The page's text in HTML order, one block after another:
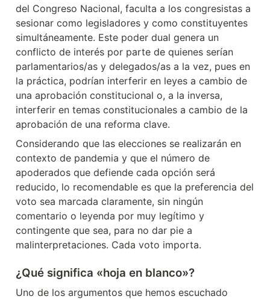
del Congreso Nacional, faculta a los congresistas a
sesionar como legisladores y como constituyentes
simultáneamente. Este poder dual genera un
conflicto de interés por parte de quienes serían
parlamentarios/as y delegados/as a la vez, pues en
la práctica, podrían interferir en leyes a cambio de
una aprobación constitucional o, a la inversa,
interferir en temas constitucionales a cambio de la
aprobación de una reforma clave.
Considerando que las elecciones se realizarán en
contexto de pandemia y que el número de
apoderados que defiende cada opción será
reducido, lo recomendable es que la preferencia del
voto sea marcada claramente, sin ningún
comentario o leyenda por muy legítimo y
contingente que sea, para no dar pie a
malinterpretaciones. Cada voto importa.
¿Qué significa «hoja en blanco»?
Uno de los argumentos que hemos escuchado